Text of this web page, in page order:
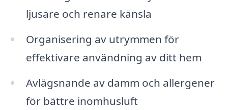
ljusare och renare känsla
Organisering av utrymmen för
effektivare användning av ditt hem
Avlägsnande av damm och allergener
för bättre inomhusluft